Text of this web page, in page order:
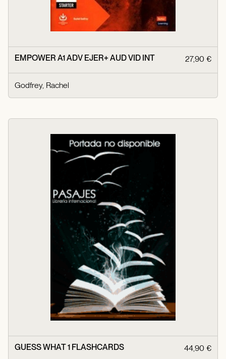
EMPOWER A1 ADV EJER+ AUD VID INT 27,90 €
Godfrey, Rachel
GUESS WHAT 1 FLASHCARDS 44,90 €